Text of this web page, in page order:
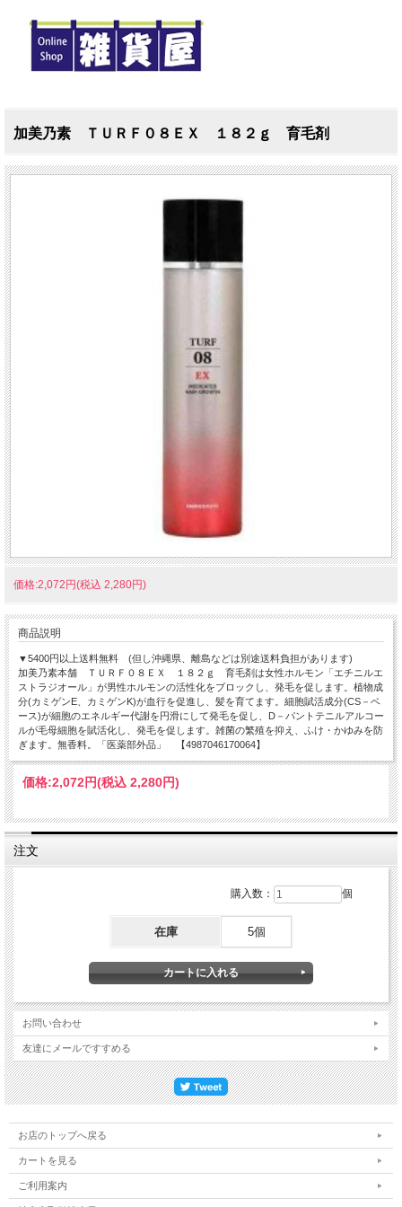
加美乃素 ＴＵＲＦ０８ＥＸ １８２ｇ 育毛剤
価格:2,072円(税込 2,280円)
商品説明
▼5400円以上送料無料 (但し沖縄県、離島などは別途送料負担があります)
加美乃素本舗 ＴＵＲＦ０８ＥＸ １８２ｇ 育毛剤は女性ホルモン「エチニルエ
ストラジオール」が男性ホルモンの活性化をブロックし、発毛を促します。植物成
分(カミゲンE、カミゲンK)が血行を促進し、髪を育てます。細胞賦活成分(CS－ベ
ース)が細胞のエネルギー代謝を円滑にして発毛を促し、D－パントテニルアルコー
ルが毛母細胞を賦活化し、発毛を促します。雑菌の繁殖を抑え、ふけ・かゆみを防
ぎます。無香料。「医薬部外品」 【4987046170064】
価格:2,072円(税込 2,280円)
注文
購入数： 個
在庫 5個
お問い合わせ
友達にメールですすめる
お店のトップへ戻る
カートを見る
ご利用案内